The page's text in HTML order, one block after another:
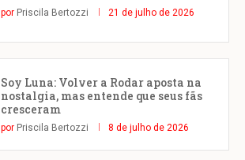
por Priscila Bertozzi 21 de julho de 2026
Soy Luna: Volver a Rodar aposta na
nostalgia, mas entende que seus fãs
cresceram
por Priscila Bertozzi 8 de julho de 2026